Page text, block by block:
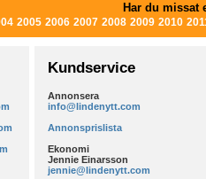
Har du missat
2005 2006 2007 2008 2009 2010
Kundservice
Annonsera
info@lindenytt.com
Annonsprislista
Ekonomi
Jennie Einarsson
jennie@lindenytt.com